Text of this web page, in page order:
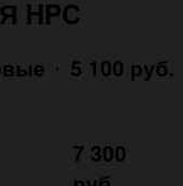
HPC
5 100 руб.
7 300